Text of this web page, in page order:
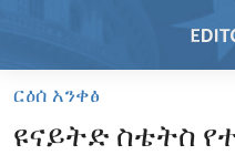
Skip
main
ርዕሰ አንቀፅ
ዩናይትድ ስቴትስ